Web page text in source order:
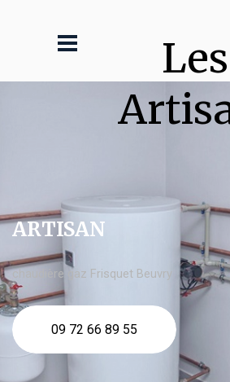
Les
ARTISAN
chaudière gaz Frisquet Beuvry
09 72 66 89 55